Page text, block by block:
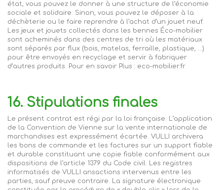
état, vous pouvez le donner à une structure de l’économie
sociale et solidaire. Sinon, vous pouvez le déposer à la
déchèterie ou le faire reprendre à l’achat d’un jouet neuf.
Les jeux et jouets collectés dans les bennes Éco-mobilier
sont acheminés dans des centres de tri où les matériaux
sont séparés par flux (bois, matelas, ferraille, plastique, ...)
pour être envoyés en recyclage et servir à fabriquer
d’autres produits. Pour en savoir Plus : eco-mobilier.fr
16. Stipulations finales
Le présent contrat est régi par la loi française. L’application
de la Convention de Vienne sur la vente internationale de
marchandises est expressément écartée. VULLI archivera
les bons de commande et les factures sur un support fiable
et durable constituant une copie fiable conformément aux
dispositions de l’article 1379 du Code civil. Les registres
informatisés de VULLI ansactions intervenus entre les
parties, sauf preuve contraire. La signature électronique